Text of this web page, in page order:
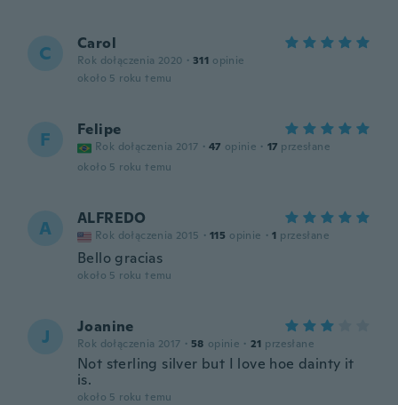
C Carol
Rok dołączenia 2020 · 311 opinie
około 5 roku temu
F Felipe
Rok dołączenia 2017 · 47 opinie · 17 przesłane
około 5 roku temu
A ALFREDO
Rok dołączenia 2015 · 115 opinie · 1 przesłane
Bello gracias
około 5 roku temu
J Joanine
Rok dołączenia 2017 · 58 opinie · 21 przesłane
Not sterling silver but I love hoe dainty it
is.
około 5 roku temu